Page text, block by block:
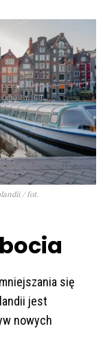
/ fot.
się
jest
nowych